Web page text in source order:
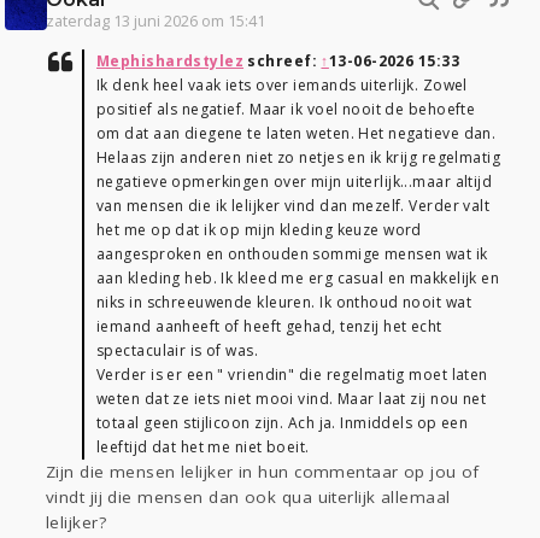
zaterdag 13 juni 2026 om 15:41
Mephishardstylez schreef: ↑13-06-2026 15:33
Ik denk heel vaak iets over iemands uiterlijk. Zowel
positief als negatief. Maar ik voel nooit de behoefte
om dat aan diegene te laten weten. Het negatieve dan.
Helaas zijn anderen niet zo netjes en ik krijg regelmatig
negatieve opmerkingen over mijn uiterlijk...maar altijd
van mensen die ik lelijker vind dan mezelf. Verder valt
het me op dat ik op mijn kleding keuze word
aangesproken en onthouden sommige mensen wat ik
aan kleding heb. Ik kleed me erg casual en makkelijk en
niks in schreeuwende kleuren. Ik onthoud nooit wat
iemand aanheeft of heeft gehad, tenzij het echt
spectaculair is of was.
Verder is er een " vriendin" die regelmatig moet laten
weten dat ze iets niet mooi vind. Maar laat zij nou net
totaal geen stijlicoon zijn. Ach ja. Inmiddels op een
leeftijd dat het me niet boeit.
Zijn die mensen lelijker in hun commentaar op jou of
vindt jij die mensen dan ook qua uiterlijk allemaal
lelijker?